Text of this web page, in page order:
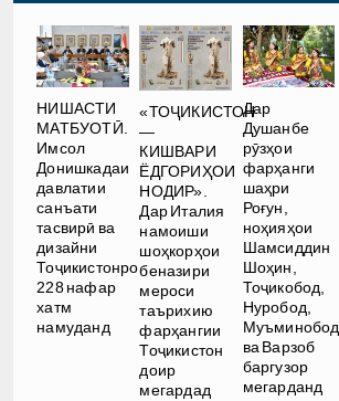
НИШАСТИ
МАТБУОТӢ.
Имсол
Донишкадаи
давлатии
санъати
тасвирӣ ва
дизайни
Тоҷикистонро
228 нафар
хатм
намуданд
«ТОҶИКИСТОН
—
КИШВАРИ
ЁДГОРИҲОИ
НОДИР».
Дар Италия
намоиши
шоҳкорҳои
беназири
мероси
таърихию
фарҳангии
Тоҷикистон
доир
мегардад
Дар
Душанбе
рӯзҳои
фарҳанги
шаҳри
Роғун,
ноҳияҳои
Шамсиддин
Шоҳин,
Тоҷикобод,
Нуробод,
Муъминобод
ва Варзоб
баргузор
мегарданд